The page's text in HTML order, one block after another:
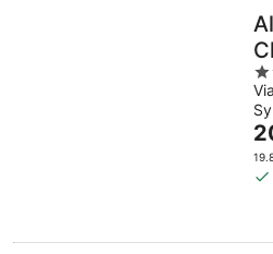
10.8.
4
out
of
5
on